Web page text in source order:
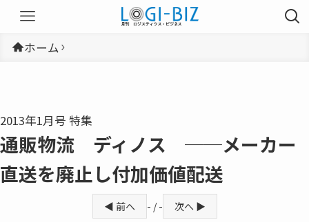
ホーム
2013年1月号 特集
通販物流 ディノス ──メーカー
直送を廃止し付加価値配送
◀ 前へ - / - 次へ ▶